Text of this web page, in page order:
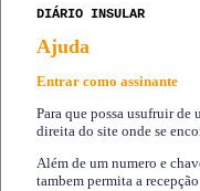
DIÁRIO INSULAR
Ajuda
Entrar como assinante
Para que possa usufruir de
direita do site onde se
Além de um numero e
tambem permita a